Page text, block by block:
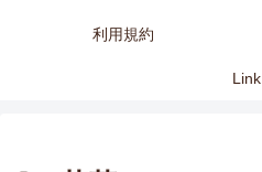
利用規約
Link